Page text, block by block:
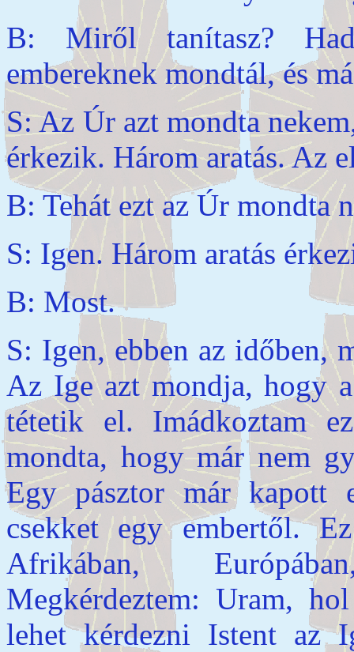
B: Miről tanítasz?
embereknek mondtál, és
S: Az Úr azt mondta
érkezik. Három aratás. Az
B: Tehát ezt az Úr mondta
S: Igen. Három aratás
B: Most.
S: Igen, ebben az időben,
Az Ige azt mondja, hogy
tétetik el. Imádkoztam
mondta, hogy már nem
Egy pásztor már kapott
csekket egy embertől.
Afrikában,
Megkérdeztem: Uram,
lehet kérdezni Istent az